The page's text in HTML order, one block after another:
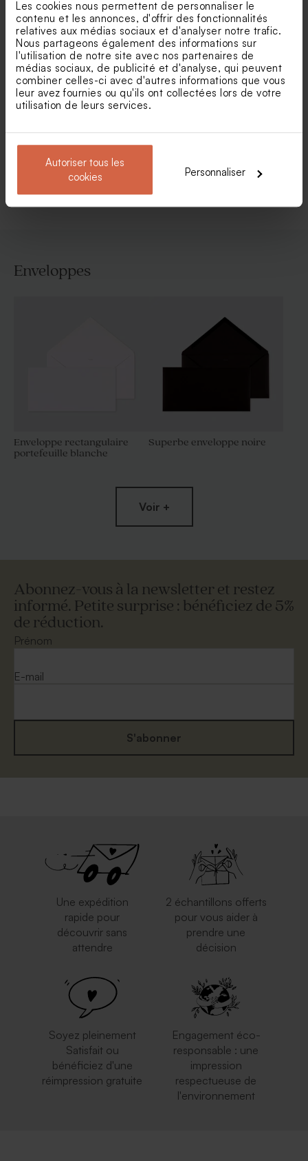
Les cookies nous permettent de personnaliser le
contenu et les annonces, d'offrir des fonctionnalités
relatives aux médias sociaux et d'analyser notre trafic.
Nous partageons également des informations sur
l'utilisation de notre site avec nos partenaires de
médias sociaux, de publicité et d'analyse, qui peuvent
combiner celles-ci avec d'autres informations que vous
leur avez fournies ou qu'ils ont collectées lors de votre
utilisation de leurs services.
Autoriser tous les
cookies
Personnaliser
Faire part mariage
terracotta un grand Oui
papier recyclé (et fleurs
Voir toute la collection Faire-part mariage
Enveloppes
Enveloppe rectangulaire
portefeuille blanche
Superbe enveloppe noire
Enveloppe papier kraft
Voir +
Abonnez-vous à la newsletter et restez
informé. Petite surprise : bénéficiez de 5%
de réduction.
Prénom
E-mail
S'abonner
Une expédition
rapide pour
découvrir sans
attendre
2 échantillons offerts
pour vous aider à
prendre une
décision
Soyez pleinement
Satisfait ou
bénéficiez d'une
réimpression gratuite
Engagement éco-
responsable : une
impression
respectueuse de
l'environnement